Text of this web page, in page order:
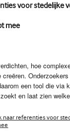
voor stedelijke
mee
hoe
creëren.
een tool die via
en laat zien
naar referenties voor